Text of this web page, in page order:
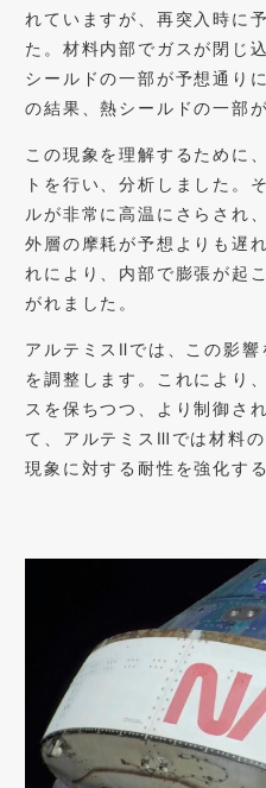
れていますが、再突入時に
た。材料内部でガスが閉じ
シールドの一部が予想通り
の結果、熱シールドの一部
この現象を理解するために
トを行い、分析しました。
ルが非常に高温にさらされ
外層の摩耗が予想よりも遅
れにより、内部で膨張が起
がれました。
アルテミスⅡでは、この影
を調整します。これにより
スを保ちつつ、より制御さ
て、アルテミスⅢでは材料
現象に対する耐性を強化す